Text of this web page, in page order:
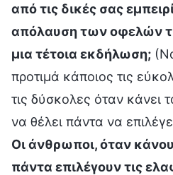
από τις δικές σας
απόλαυση των οφελών
μια τέτοια εκδήλωση;
προτιμά κάποιος τις
τις δύσκολες όταν κάνει
να θέλει πάντα να
Οι άνθρωποι, όταν
πάντα επιλέγουν τις